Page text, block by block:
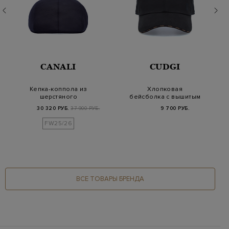
CANALI
Кепка-коппола из
шерстяного
30 320 РУБ. 37 900 РУБ.
FW25/26
CUDGI
Хлопковая
бейсболка с вышитым
9 700 РУБ.
ВСЕ ТОВАРЫ БРЕНДА